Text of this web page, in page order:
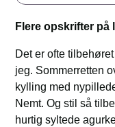
Flere opskrifter
Det er ofte
jeg. Sommerretten
kylling med
Nemt. Og stil så
hurtig syltede